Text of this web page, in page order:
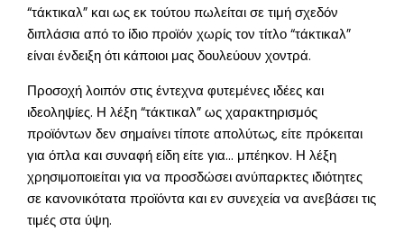
“τάκτικαλ” και ως εκ τούτου πωλείται σε τιμή σχεδόν
διπλάσια από το ίδιο προϊόν χωρίς τον τίτλο “τάκτικαλ”
είναι ένδειξη ότι κάποιοι μας δουλεύουν χοντρά.
Προσοχή λοιπόν στις έντεχνα φυτεμένες ιδέες και
ιδεοληψίες. Η λέξη “τάκτικαλ” ως χαρακτηρισμός
προϊόντων δεν σημαίνει τίποτε απολύτως, είτε πρόκειται
για όπλα και συναφή είδη είτε για… μπέηκον. Η λέξη
χρησιμοποιείται για να προσδώσει ανύπαρκτες ιδιότητες
σε κανονικότατα προϊόντα και εν συνεχεία να ανεβάσει τις
τιμές στα ύψη.